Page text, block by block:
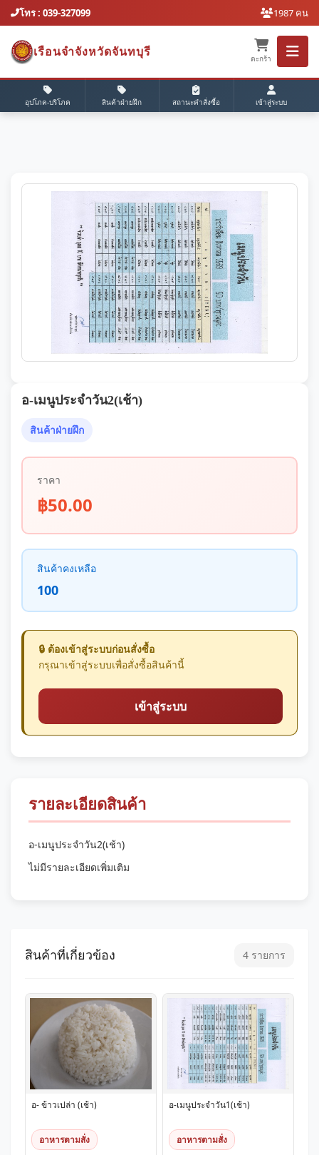
โทร : 039-327099 1987 คน
เรือนจำจังหวัดจันทบุรี
ตะกร้า
อุปโภค-บริโภค สินค้าฝ่ายฝึก สถานะคำสั่งซื้อ เข้าสู่ระบบ
อ-เมนูประจำวัน2(เช้า)
สินค้าฝ่ายฝึก
ราคา
฿50.00
สินค้าคงเหลือ
100
🔒 ต้องเข้าสู่ระบบก่อนสั่งซื้อ
กรุณาเข้าสู่ระบบเพื่อสั่งซื้อสินค้านี้
เข้าสู่ระบบ
รายละเอียดสินค้า
อ-เมนูประจำวัน2(เช้า)
ไม่มีรายละเอียดเพิ่มเติม
สินค้าที่เกี่ยวข้อง 4 รายการ
อ- ข้าวเปล่า (เช้า)
อาหารตามสั่ง
อ-เมนูประจำวัน1(เช้า)
อาหารตามสั่ง